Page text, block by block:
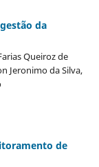
da
Queiroz de
Jeronimo da Silva,
de